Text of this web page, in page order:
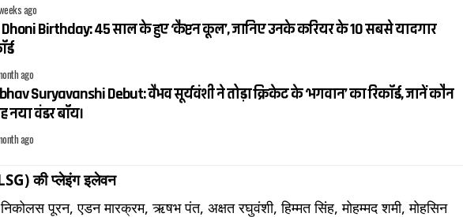
ago
Dhoni Birthday: 45 साल के हुए ‘कैप्टन कूल’, जानिए उनके करियर के 10 सबसे यादगार
ago
Suryavanshi Debut: वैभव सूर्यवंशी ने तोड़ा क्रिकेट के ‘भगवान’ का रिकॉर्ड, जानें कौन
नया वंडर बॉय।
ago
की प्लेइंग इलेवन
पूरन, एडन मारक्रम, ऋषभ पंत, अक्षत रघुवंशी, हिम्मत सिंह, मोहम्मद शमी, मोहसिन